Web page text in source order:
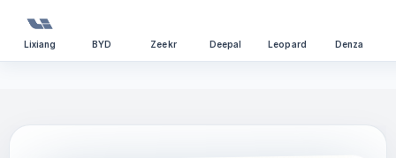
Lixiang BYD Zeekr Deepal Leopard Denza